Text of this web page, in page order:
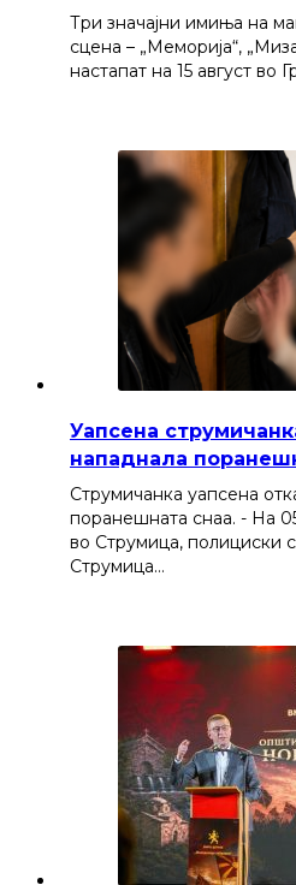
Три значајни имиња на
сцена – „Меморија“,
настапат на 15 август во
Уапсена
нападнала
Струмичанка уапсена
поранешната снаа. - На
во Струмица, полициски
Струмица…